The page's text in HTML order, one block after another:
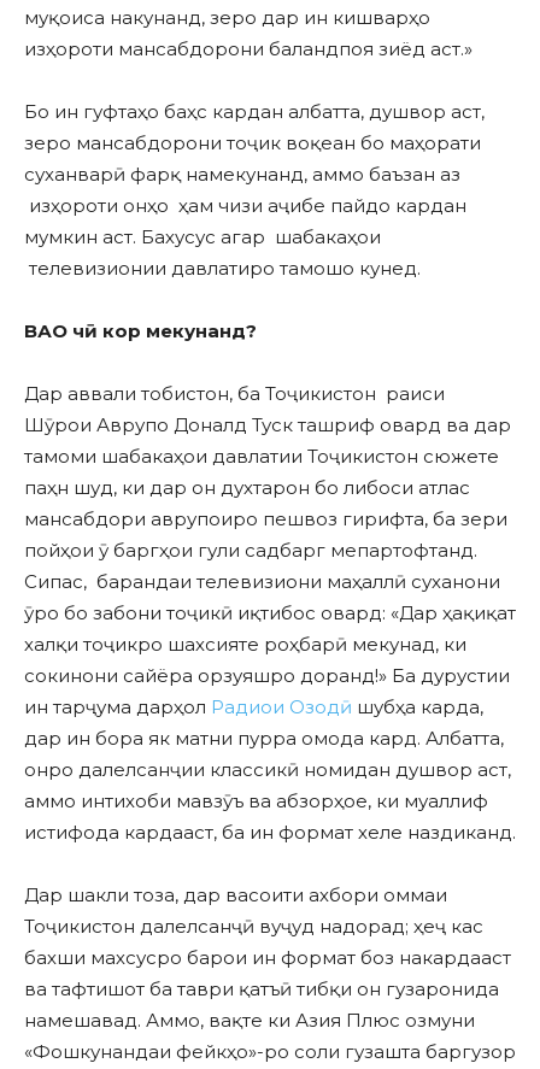
муқоиса накунанд, зеро дар ин кишварҳо
изҳороти мансабдорони баландпоя зиёд аст.»
Бо ин гуфтаҳо баҳс кардан албатта, душвор аст,
зеро мансабдорони тоҷик воқеан бо маҳорати
суханварӣ фарқ намекунанд, аммо баъзан аз
изҳороти онҳо ҳам чизи аҷибе пайдо кардан
мумкин аст. Бахусус агар шабакаҳои
телевизионии давлатиро тамошо кунед.
ВАО чӣ кор мекунанд?
Дар аввали тобистон, ба Тоҷикистон раиси
Шӯрои Аврупо Доналд Туск ташриф овард ва дар
тамоми шабакаҳои давлатии Тоҷикистон сюжете
паҳн шуд, ки дар он духтарон бо либоси атлас
мансабдори аврупоиро пешвоз гирифта, ба зери
пойҳои ӯ баргҳои гули садбарг мепартофтанд.
Сипас, барандаи телевизиони маҳаллӣ суханони
ӯро бо забони тоҷикӣ иқтибос овард: «Дар ҳақиқат
халқи тоҷикро шахсияте роҳбарӣ мекунад, ки
сокинони сайёра орзуяшро доранд!» Ба дурустии
ин тарҷума дарҳол Радиои Озодӣ шубҳа карда,
дар ин бора як матни пурра омода кард. Албатта,
онро далелсанҷии классикӣ номидан душвор аст,
аммо интихоби мавзӯъ ва абзорҳое, ки муаллиф
истифода кардааст, ба ин формат хеле наздиканд.
Дар шакли тоза, дар васоити ахбори оммаи
Тоҷикистон далелсанҷӣ вуҷуд надорад; ҳеҷ кас
бахши махсусро барои ин формат боз накардааст
ва тафтишот ба таври қатъӣ тибқи он гузаронида
намешавад. Аммо, вақте ки Азия Плюс озмуни
«Фошкунандаи фейкҳо»-ро соли гузашта баргузор